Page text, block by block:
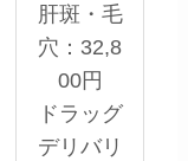
肝斑・毛
穴：32,8
00円
ドラッグ
デリバリ